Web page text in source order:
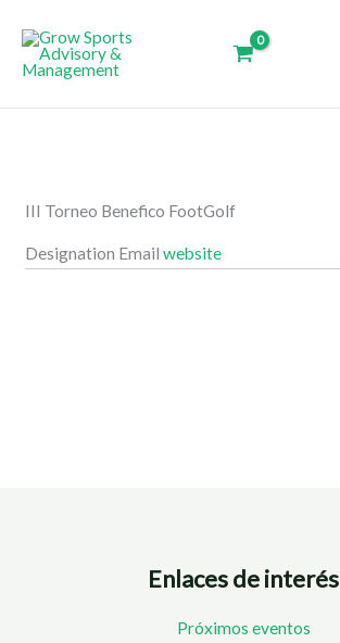
contenido
III Torneo Benefico FootGolf
Designation Emailwebsite
Enlaces de interés
Próximos eventos